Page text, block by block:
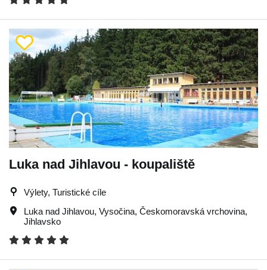
Luka nad Jihlavou - koupaliště
Výlety, Turistické cíle
Luka nad Jihlavou, Vysočina, Českomoravská vrchovina,
Jihlavsko